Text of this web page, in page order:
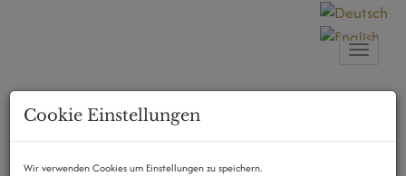
Cookie Einstellungen
Wir verwenden Cookies um Einstellungen zu speichern.